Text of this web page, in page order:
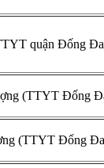
quận Đống
(TTYT Đống
(TTYT Đống